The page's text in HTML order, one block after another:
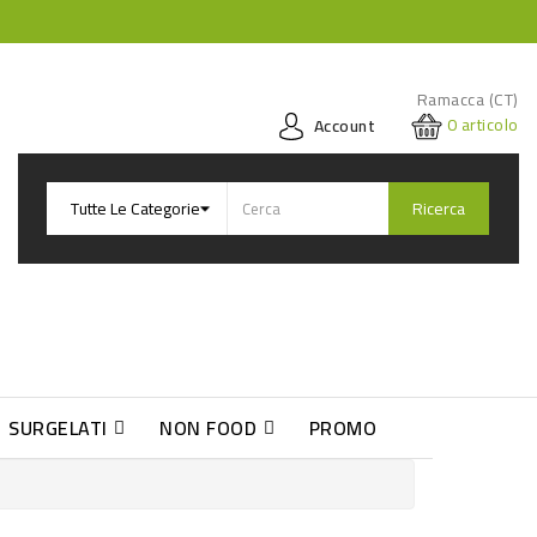
Ramacca (CT)
Account
0articolo
Ricerca
SURGELATI NON FOOD PROMO